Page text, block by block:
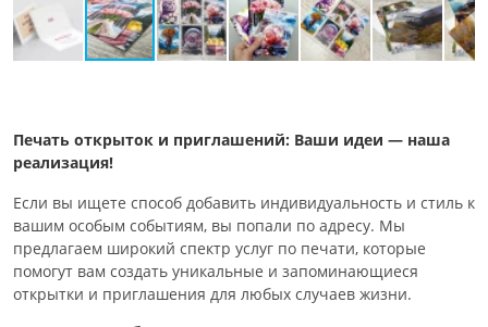
Печать открыток и приглашений: Ваши идеи — наша
реализация!
Если вы ищете способ добавить индивидуальность и стиль к
вашим особым событиям, вы попали по адресу. Мы
предлагаем широкий спектр услуг по печати, которые
помогут вам создать уникальные и запоминающиеся
открытки и приглашения для любых случаев жизни.